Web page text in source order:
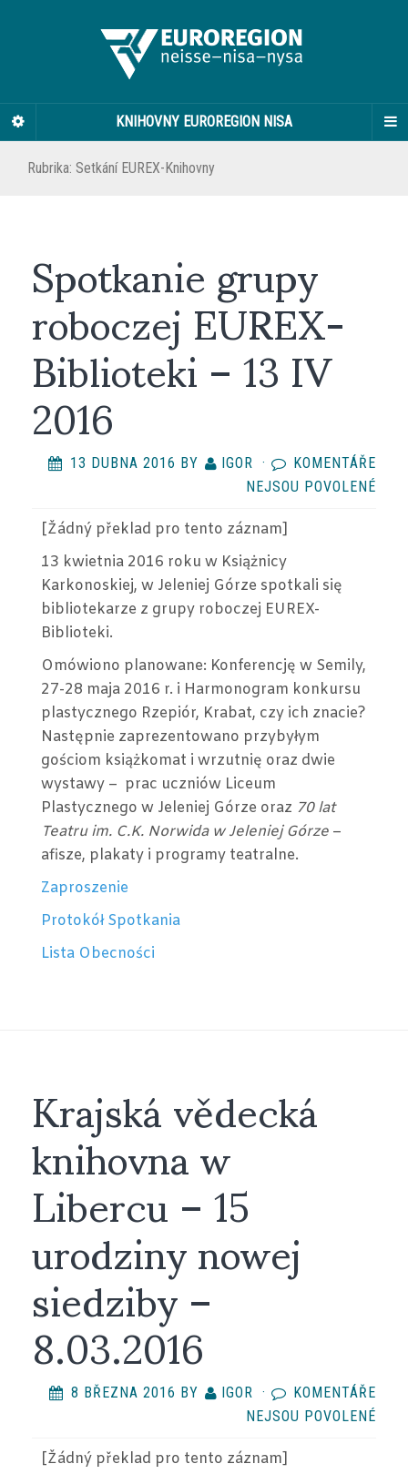
KNIHOVNY EUROREGION NISA
Rubrika: Setkání EUREX-Knihovny
Spotkanie grupy
roboczej EUREX-
Biblioteki – 13 IV
2016
13 DUBNA 2016 BY IGOR ·
KOMENTÁŘE
NEJSOU POVOLENÉ
[Žádný překlad pro tento záznam]
13 kwietnia 2016 roku w Książnicy
Karkonoskiej, w Jeleniej Górze spotkali się
bibliotekarze z grupy roboczej EUREX-
Biblioteki.
Omówiono planowane: Konferencję w Semily,
27-28 maja 2016 r. i Harmonogram konkursu
plastycznego Rzepiór, Krabat, czy ich znacie?
Następnie zaprezentowano przybyłym
gościom książkomat i wrzutnię oraz dwie
wystawy – prac uczniów Liceum
Plastycznego w Jeleniej Górze oraz 70 lat
Teatru im. C.K. Norwida w Jeleniej Górze –
afisze, plakaty i programy teatralne.
Zaproszenie
Protokół Spotkania
Lista Obecności
Krajská vědecká
knihovna w
Libercu – 15
urodziny nowej
siedziby –
8.03.2016
8 BŘEZNA 2016 BY IGOR ·
KOMENTÁŘE
NEJSOU POVOLENÉ
[Žádný překlad pro tento záznam]